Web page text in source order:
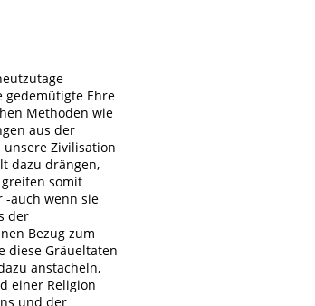
gedemütigte Ehre
Methoden wie
aus der
Zivilisation
dazu drängen,
somit
-auch wenn sie
der
Bezug zum
diese Gräueltaten
anstacheln,
einer Religion
und der